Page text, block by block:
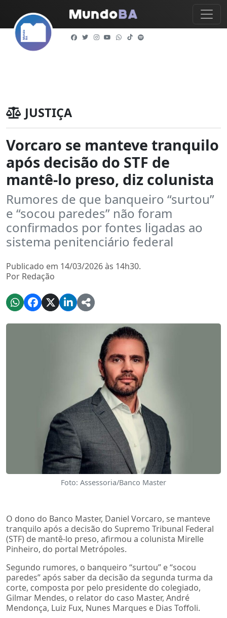
JUSTIÇA
Vorcaro se manteve tranquilo
após decisão do STF de
mantê-lo preso, diz colunista
Rumores de que banqueiro “surtou”
e “socou paredes” não foram
confirmados por fontes ligadas ao
sistema penitenciário federal
Publicado em 14/03/2026 às 14h30.
Por Redação
Foto: Assessoria/Banco Master
O dono do Banco Master, Daniel Vorcaro, se manteve
tranquilo após a decisão do Supremo Tribunal Federal
(STF) de mantê-lo preso, afirmou a colunista Mirelle
Pinheiro, do portal Metrópoles.
Segundo rumores, o banqueiro “surtou” e “socou
paredes” após saber da decisão da segunda turma da
corte, composta por pelo presidente do colegiado,
Gilmar Mendes, o relator do caso Master, André
Mendonça, Luiz Fux, Nunes Marques e Dias Toffoli.